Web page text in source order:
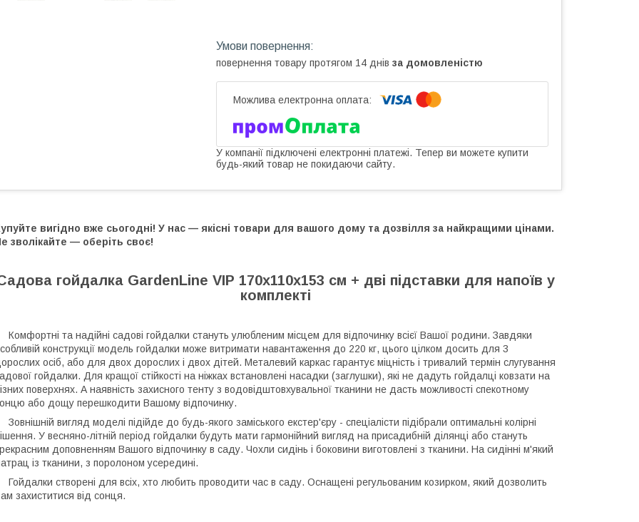
повернення товару протягом 14 днів за домовленістю
У компанії підключені електронні платежі. Тепер ви можете купити
будь-який товар не покидаючи сайту.
вигідно вже сьогодні! У нас — якісні товари для вашого дому та дозвілля за найкращими цінами.
зволікайте — оберіть своє!
гойдалка GardenLine VIP 170х110х153 см + дві підставки для напоїв у
комплекті
та надійні садові гойдалки стануть улюбленим місцем для відпочинку всієї Вашої родини. Завдяки
конструкції модель гойдалки може витримати навантаження до 220 кг, цього цілком досить для 3
осіб, або для двох дорослих і двох дітей. Металевий каркас гарантує міцність і тривалий термін слугування
гойдалки. Для кращої стійкості на ніжках встановлені насадки (заглушки), які не дадуть гойдалці ковзати на
поверхнях. А наявність захисного тенту з водовідштовхувальної тканини не дасть можливості спекотному
або дощу перешкодити Вашому відпочинку.
вигляд моделі підійде до будь-якого заміського екстер'єру - спеціалісти підібрали оптимальні колірні
У весняно-літній період гойдалки будуть мати гармонійний вигляд на присадибній ділянці або стануть
доповненням Вашого відпочинку в саду. Чохли сидінь і боковини виготовлені з тканини. На сидінні м'який
із тканини, з поролоном усередині.
створені для всіх, хто любить проводити час в саду. Оснащені регульованим козирком, який дозволить
захиститися від сонця.